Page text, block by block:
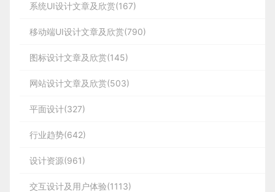
系统UI设计文章及欣赏(167)
移动端UI设计文章及欣赏(790)
图标设计文章及欣赏(145)
网站设计文章及欣赏(503)
平面设计(327)
行业趋势(642)
设计资源(961)
交互设计及用户体验(1113)